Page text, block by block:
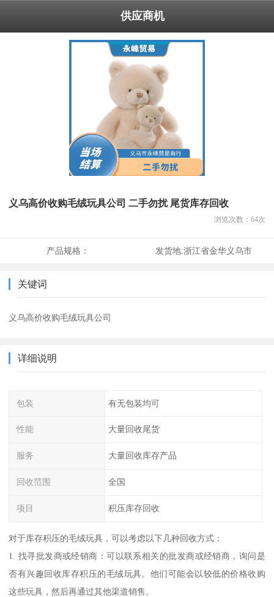
供应商机
义乌高价收购毛绒玩具公司 二手勿扰 尾货库存回收
浏览次数： 64次
产品规格： 发货地:浙江省金华义乌市
关键词
义乌高价收购毛绒玩具公司
详细说明
包装 有无包装均可
性能 大量回收尾货
服务 大量回收库存产品
回收范围 全国
项目 积压库存回收
对于库存积压的毛绒玩具，可以考虑以下几种回收方式：
1. 找寻批发商或经销商：可以联系相关的批发商或经销商，询问是
否有兴趣回收库存积压的毛绒玩具。他们可能会以较低的价格收购
这些玩具，然后再通过其他渠道销售。